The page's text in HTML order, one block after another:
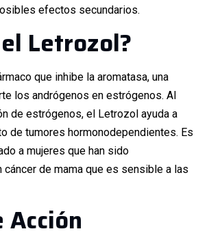
efectos secundarios.
Letrozol?
que inhibe la aromatasa, una
los andrógenos en estrógenos. Al
de estrógenos, el Letrozol ayuda a
de tumores hormonodependientes. Es
a mujeres que han sido
de mama que es sensible a las
Acción